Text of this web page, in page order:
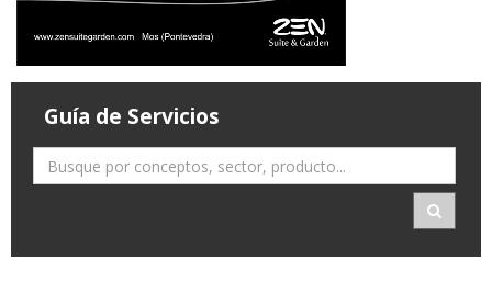
Guía de Servicios